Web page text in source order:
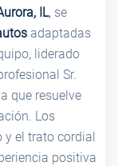
IL, se
adaptadas
liderado
Sr.
que resuelve
Los
y el trato cordial
positiva